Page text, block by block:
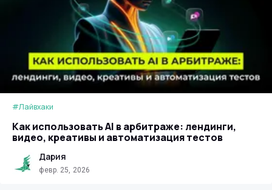
#Лайвхаки
Как использовать AI в арбитраже: лендинги,
видео, креативы и автоматизация тестов
Дария
февр. 25, 2026